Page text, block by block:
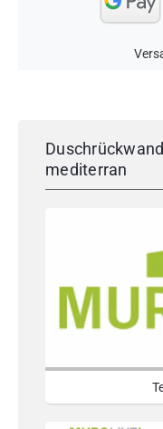
mediterran